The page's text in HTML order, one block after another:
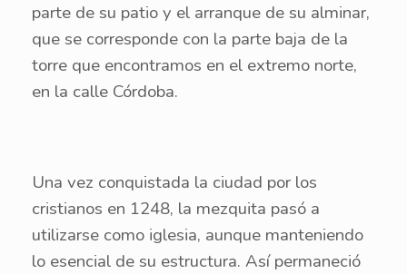
parte de su patio y el arranque de su alminar,
que se corresponde con la parte baja de la
torre que encontramos en el extremo norte,
en la calle Córdoba.
Una vez conquistada la ciudad por los
cristianos en 1248, la mezquita pasó a
utilizarse como iglesia, aunque manteniendo
lo esencial de su estructura. Así permaneció